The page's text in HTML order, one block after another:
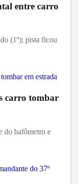
entre carro
(1º); pista ficou
carro tombar
do bafômetro e